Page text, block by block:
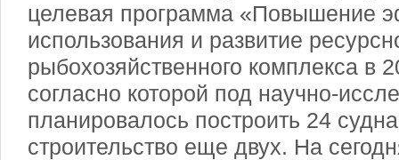
целевая программа «Повышение
использования и развитие
рыбохозяйственного комплекса в
согласно которой под научно-
планировалось построить 24
строительство еще двух. На